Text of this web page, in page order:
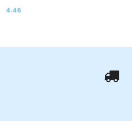
Cena:
4.46